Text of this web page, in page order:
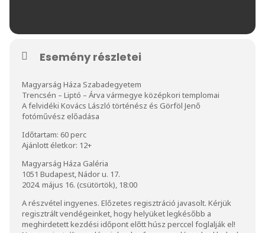
Esemény részletei
Magyarság Háza Szabadegyetem
Trencsén – Liptó – Árva vármegye középkori templomai
A felvidéki Kovács László történész és Görföl Jenő
fotóművész előadása
Időtartam: 60 perc
Ajánlott életkor: 12+
Magyarság Háza Galéria
1051 Budapest, Nádor u. 17.
2024. május 16. (csütörtök), 18:00
A részvétel ingyenes. Előzetes regisztráció javasolt. Kérjük
regisztrált vendégeinket, hogy helyüket legkésőbb a
meghirdetett kezdési időpont előtt húsz perccel foglalják el!